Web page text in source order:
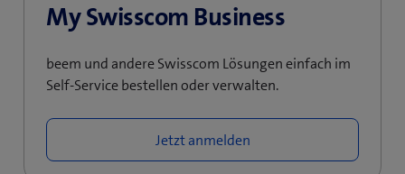
My Swisscom Business
beem und andere Swisscom Lösungen einfach im
Self-Service bestellen oder verwalten.
Jetzt anmelden